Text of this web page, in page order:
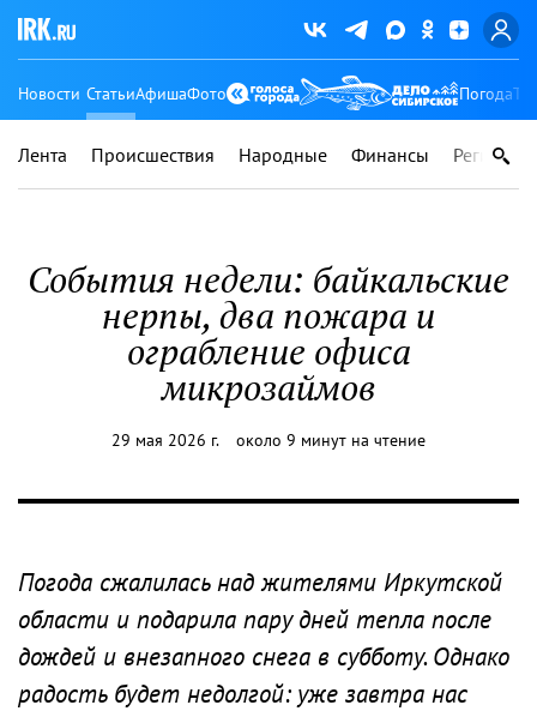
Новости СтатьиАфишаФото Погода
Лента Происшествия Народные Финансы Регионы
События недели: байкальские
нерпы, два пожара и
ограбление офиса
микрозаймов
29 мая 2026 г. около 9 минут на чтение
Погода сжалилась над жителями Иркутской
области и подарила пару дней тепла после
дождей и внезапного снега в субботу. Однако
радость будет недолгой: уже завтра нас